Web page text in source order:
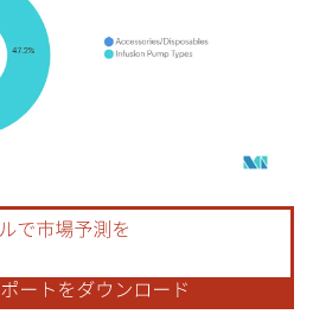
用にはCC BY 4.0の表示が必要です。